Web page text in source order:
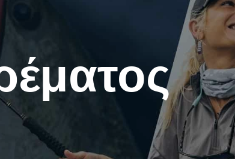
Ψάρεμα LRF
Καλάμια LRF
Mηχανισμοί LRF
Πετονιές - Νήματα LRF
Ψάρεμα σε Ποτάμι
Σετ Καλάμι
Ψαρέματος
Spinning
Καθετή
EGI - Για
Surf Casting
Συρτής
Αξεσουάρ
Στριφτάρια -
Τσάντες /